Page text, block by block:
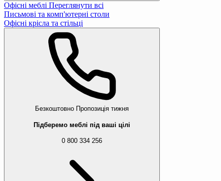
Офісні меблі Переглянути всі
Письмові та комп'ютерні столи
Офісні крісла та стільці
Безкоштовно Пропозиція тижня
Підберемо меблі під ваші цілі
0 800 334 256